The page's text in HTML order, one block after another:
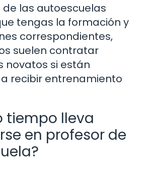
de las autoescuelas
tengas la formación y
correspondientes,
suelen contratar
novatos si están
recibir entrenamiento
tiempo lleva
en profesor de